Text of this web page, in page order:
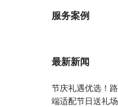
服务案例
最新新闻
节庆礼遇优选！
端适配节日送礼